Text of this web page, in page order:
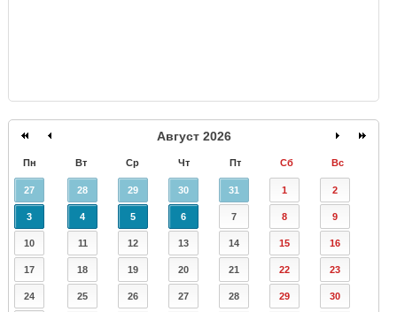
Август 2026
Пн Вт Ср Чт Пт Сб Вс
27 28 29 30 31 1 2
3 4 5 6 7 8 9
10 11 12 13 14 15 16
17 18 19 20 21 22 23
24 25 26 27 28 29 30